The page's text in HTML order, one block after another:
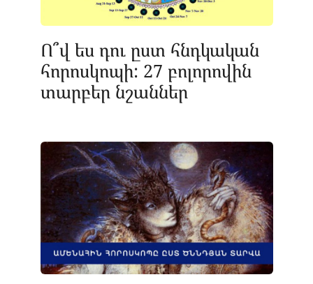
Ո՞վ ես դու ըստ հնդկական
հորոսկոպի: 27 բոլորովին
տարբեր նշաններ